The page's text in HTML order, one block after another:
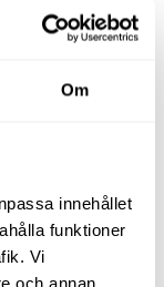
Om
innehållet
funktioner
Vi
och annan